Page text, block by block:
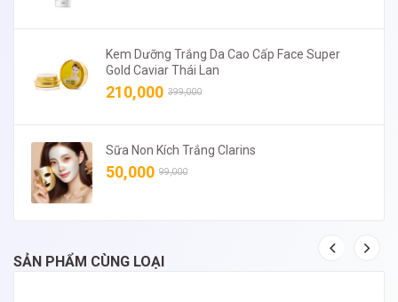
Kem Dưỡng Trắng Da Cao Cấp Face Super
Gold Caviar Thái Lan
210,000 399,000
Sữa Non Kích Trắng Clarins
50,000 99,000
SẢN PHẨM CÙNG LOẠI